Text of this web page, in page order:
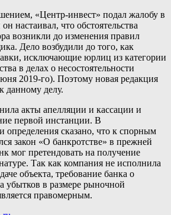
«Центр-инвест» подал жалобу в
настаивал, что обстоятельства
возникли до изменения правил
Дело возбудили до того, как
исключающие юрлиц из категории
в делах о несостоятельности
2019-го). Поэтому новая редакция
данному делу.
акты апелляции и кассации и
первой инстанции. В
определения сказано, что к спорным
закон «О банкротстве» в прежней
мог претендовать на получение
Так как компания не исполнила
объекта, требование банка о
убытков в размере рыночной
правомерным.